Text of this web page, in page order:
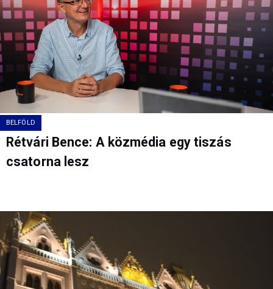
BELFÖLD
Rétvári Bence: A közmédia egy tiszás
csatorna lesz